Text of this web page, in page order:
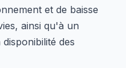
et de baisse
ainsi qu'à un
des